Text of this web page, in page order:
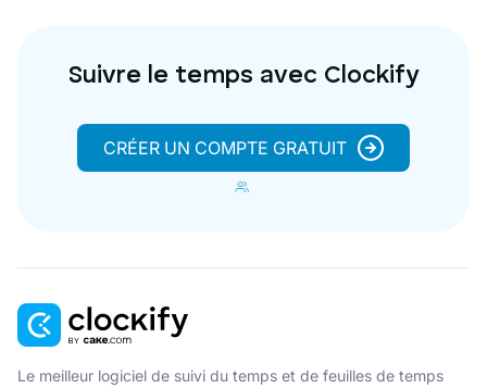
Suivre le temps avec Clockify
CRÉER UN COMPTE GRATUIT
Le meilleur logiciel de suivi du temps et de feuilles de temps